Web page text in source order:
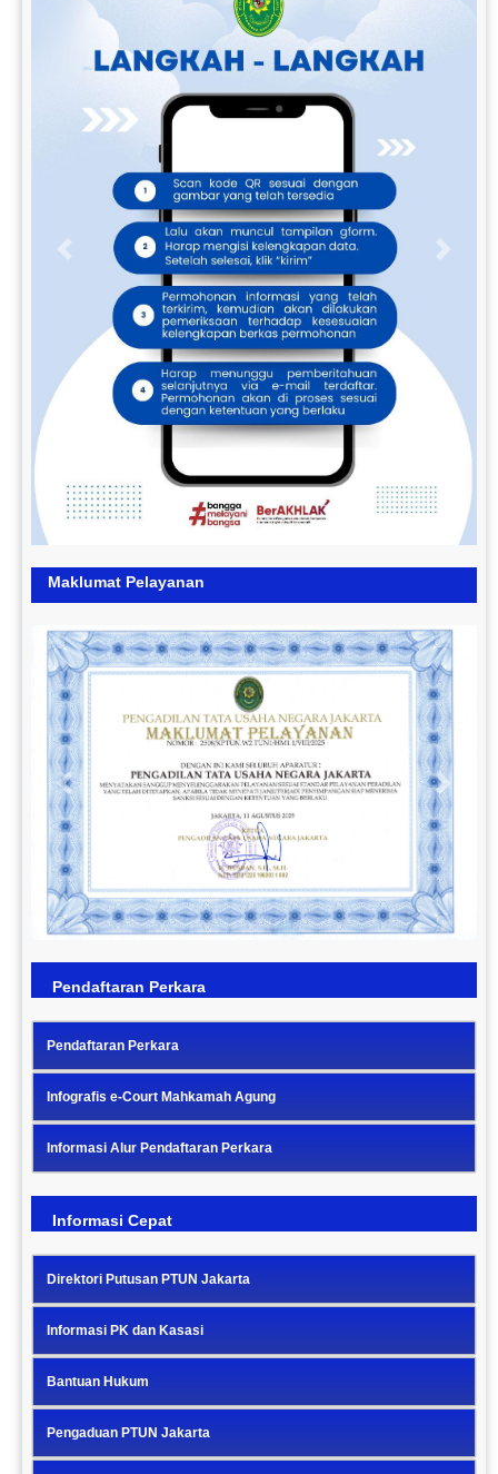
Previous Next
Maklumat Pelayanan
Previous Next
Pendaftaran Perkara
Pendaftaran Perkara
Infografis e-Court Mahkamah Agung
Informasi Alur Pendaftaran Perkara
Informasi Cepat
Direktori Putusan PTUN Jakarta
Informasi PK dan Kasasi
Bantuan Hukum
Pengaduan PTUN Jakarta